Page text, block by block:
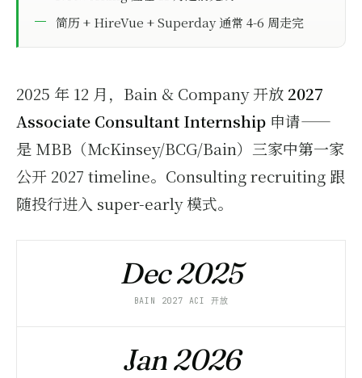
简历 + HireVue + Superday 通常 4-6 周走完
2025 年 12 月，Bain & Company 开放 2027
Associate Consultant Internship 申请——
是 MBB（McKinsey/BCG/Bain）三家中第一家
公开 2027 timeline。Consulting recruiting 跟
随投行进入 super-early 模式。
Dec 2025
BAIN 2027 ACI 开放
Jan 2026